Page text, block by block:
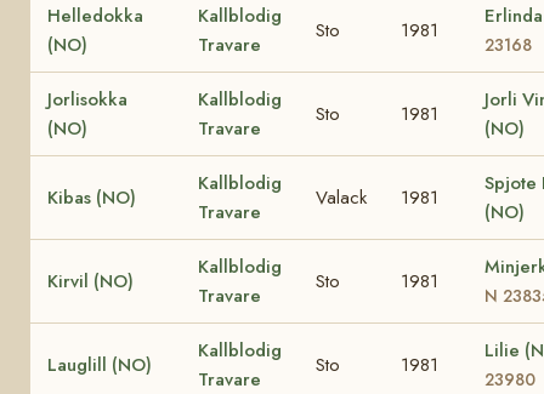
Helledokka
(NO)
Kallblodig
Travare
Sto 1981
23168
Jorlisokka
(NO)
Kallblodig
Travare
Sto 1981
Jorli
(NO)
Kibas (NO)
Kallblodig
Travare
Valack 1981
Spjote
(NO)
Kirvil (NO)
Kallblodig
Travare
Sto 1981
N
Lauglill (NO)
Kallblodig
Travare
Sto 1981
Lilie
23980